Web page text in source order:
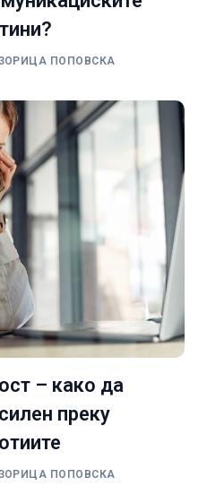
ПОПОВСКА
– како да
преку
ПОПОВСКА